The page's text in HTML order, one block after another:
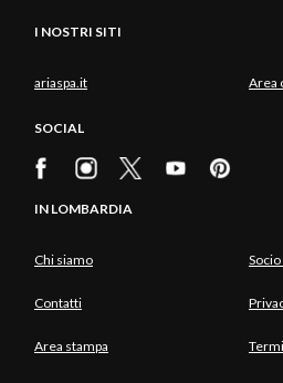
I NOSTRI SITI
ariaspa.it Area
SOCIAL
IN LOMBARDIA
Chi siamo
Contatti
Area stampa